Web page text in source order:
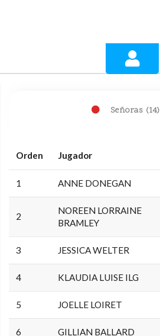
Señoras (14)
Orden Jugador
1 ANNE DONEGAN
2
NOREEN LORRAINE
BRAMLEY
3 JESSICA WELTER
4 KLAUDIA LUISE ILG
5 JOELLE LOIRET
6 GILLIAN BALLARD